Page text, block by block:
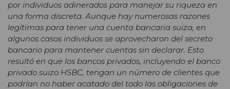
por individuos adinerados para manejar su riqueza en
una forma discreta. Aunque hay numerosas razones
legítimas para tener una cuenta bancaria suiza, en
algunos casos individuos se aprovecharon del secreto
bancario para mantener cuentas sin declarar. Esto
resultó en que los bancos privados, incluyendo el banco
privado suizo HSBC, tengan un número de clientes que
podrían no haber acatado del todo las obligaciones de